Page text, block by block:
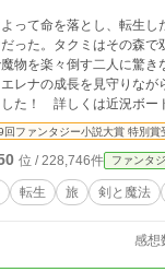
って命を落とし、転生し
った。タクミはその森
物を楽々倒す二人に驚
の成長を見守りながらの、のんびり
た！ 詳しくは近況ボー
回ファンタジー小説大賞 特別賞
位 / 228,746件 ファンタ
転生 旅 剣と魔法
感想